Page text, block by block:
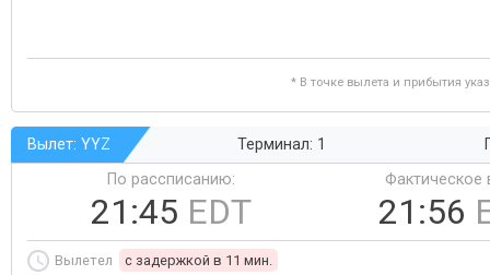
* В точке вылета и прибытия
Вылет: YYZ Терминал: 1
По рассписанию:
21:45 EDT
Фактическое
21:56
Вылетел c задержкой в 11 мин.